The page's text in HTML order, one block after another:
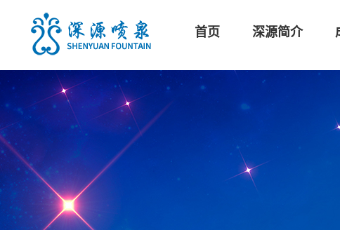
首页 深源简介